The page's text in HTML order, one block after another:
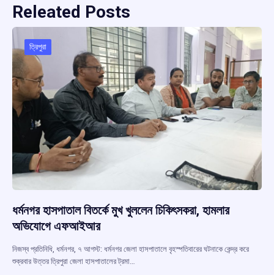
Releated Posts
ত্রিপুরা
ধর্মনগর হাসপাতাল বিতর্কে মুখ খুললেন চিকিৎসকরা, হামলার
অভিযোগে এফআইআর
নিজস্ব প্রতিনিধি, ধর্মনগর, ৭ আগস্ট: ধর্মনগর জেলা হাসপাতালে বৃহস্পতিবারের ঘটনাকে কেন্দ্র করে
শুক্রবার উত্তর ত্রিপুরা জেলা হাসপাতালের ট্রমা…